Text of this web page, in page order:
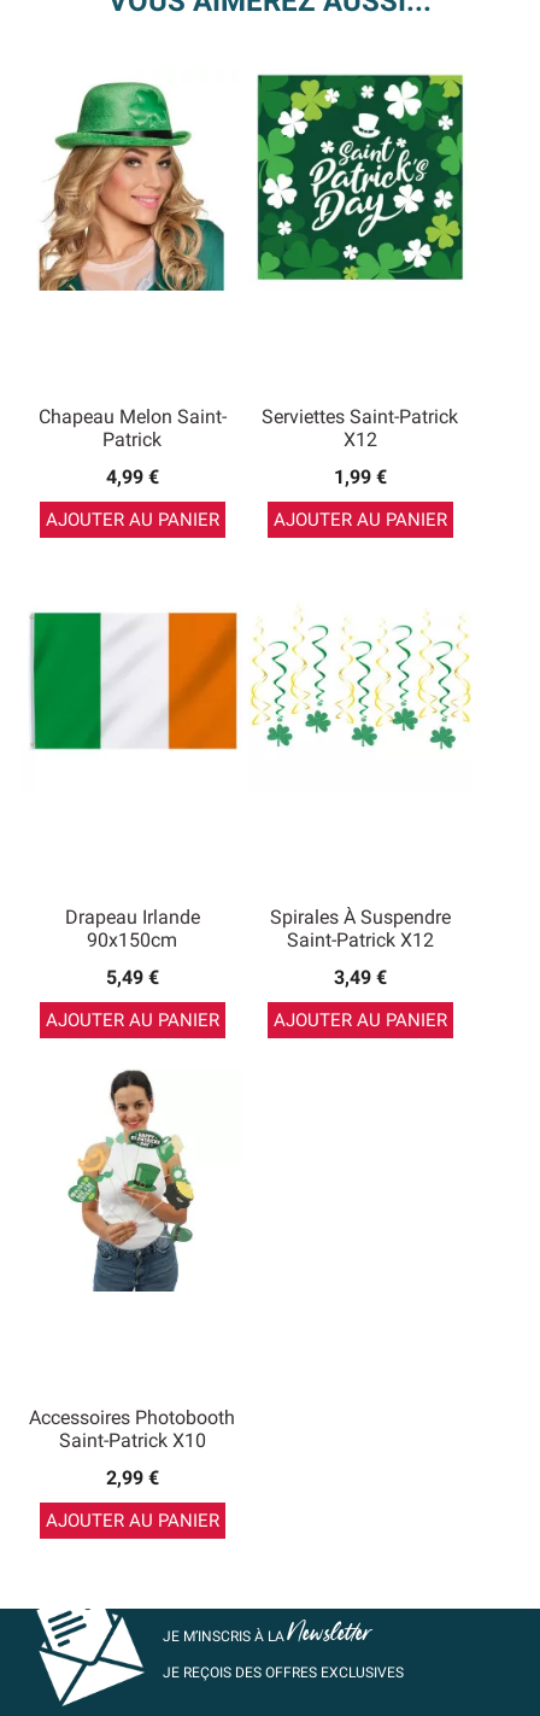
Chapeau Melon Saint-
Patrick
4,99 €
AJOUTER AU PANIER
Serviettes Saint-Patrick
X12
1,99 €
AJOUTER AU PANIER
Drapeau Irlande
90x150cm
5,49 €
AJOUTER AU PANIER
Spirales À Suspendre
Saint-Patrick X12
3,49 €
AJOUTER AU PANIER
Accessoires Photobooth
Saint-Patrick X10
2,99 €
AJOUTER AU PANIER
JE M’INSCRIS À LANewsletter
JE REÇOIS DES OFFRES EXCLUSIVES